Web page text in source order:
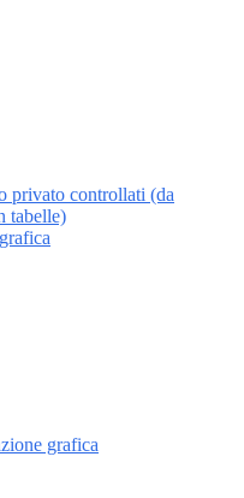
privato controllati (da
tabelle)
grafica